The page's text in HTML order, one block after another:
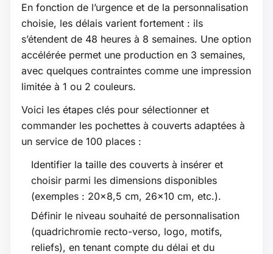
En fonction de l’urgence et de la personnalisation
choisie, les délais varient fortement : ils
s’étendent de 48 heures à 8 semaines. Une option
accélérée permet une production en 3 semaines,
avec quelques contraintes comme une impression
limitée à 1 ou 2 couleurs.
Voici les étapes clés pour sélectionner et
commander les pochettes à couverts adaptées à
un service de 100 places :
Identifier la taille des couverts à insérer et
choisir parmi les dimensions disponibles
(exemples : 20x8,5 cm, 26x10 cm, etc.).
Définir le niveau souhaité de personnalisation
(quadrichromie recto-verso, logo, motifs,
reliefs), en tenant compte du délai et du